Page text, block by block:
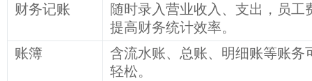
财务记账
随时录入营业收入、支出，员工
提高财务统计效率。
账簿
含流水账、总账、明细账等账务
轻松。